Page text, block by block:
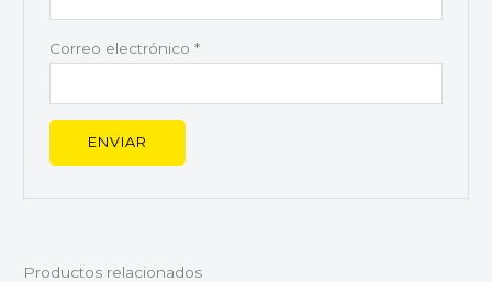
Correo electrónico *
Productos relacionados